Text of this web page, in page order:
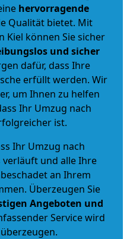
hervorragende
Qualität bietet. Mit
können Sie sicher
und sicher
dafür, dass Ihre
erfüllt werden. Wir
um Ihnen zu helfen
Ihr Umzug nach
ist.
Ihr Umzug nach
und alle Ihre
an Ihrem
Überzeugen Sie
Angeboten und
Service wird